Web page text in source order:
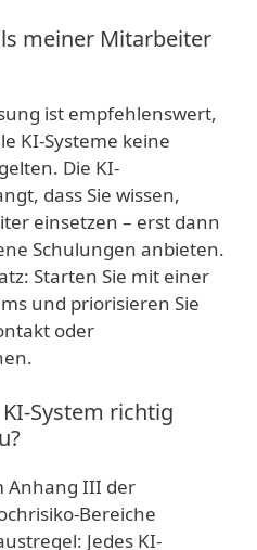
meiner Mitarbeiter
ist empfehlenswert,
KI-Systeme keine
Die KI-
dass Sie wissen,
einsetzen – erst dann
Schulungen anbieten.
Starten Sie mit einer
und priorisieren Sie
oder
System richtig
Anhang III der
Bereiche
Jedes KI-